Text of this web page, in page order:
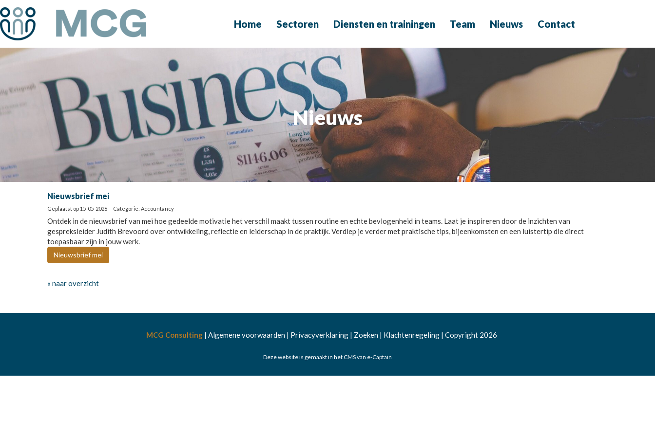
Home Sectoren Diensten en trainingen Team Nieuws Contact
Nieuws
Nieuwsbrief mei
Geplaatst op 15-05-2026 - Categorie: Accountancy
Ontdek in de nieuwsbrief van mei hoe gedeelde motivatie het verschil maakt tussen routine en echte bevlogenheid in teams. Laat je inspireren door de inzichten van
gespreksleider Judith Brevoord over ontwikkeling, reflectie en leiderschap in de praktijk. Verdiep je verder met praktische tips, bijeenkomsten en een luistertip die direct
toepasbaar zijn in jouw werk.
Nieuwsbrief mei
« naar overzicht
MCG Consulting | Algemene voorwaarden | Privacyverklaring | Zoeken | Klachtenregeling | Copyright 2026
Deze website is gemaakt in het CMS van e-Captain